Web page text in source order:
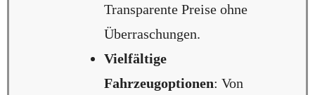
Transparente Preise ohne
Überraschungen.
Vielfältige
Fahrzeugoptionen: Von